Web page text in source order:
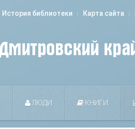
История библиотеки Карта сайта
ЛЮДИ КНИГИ